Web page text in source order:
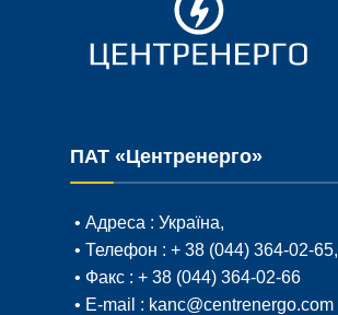
ПАТ «Центренерго»
• Адреса : Україна,
• Телефон : + 38 (044) 364-02-65,
• Факс : + 38 (044) 364-02-66
• E-mail : kanc@centrenergo.com